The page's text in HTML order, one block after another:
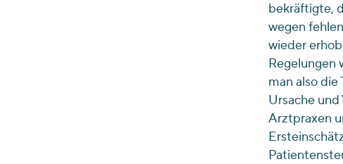
bekräftigte,
wegen
wieder
Regelungen
man also
Ursache
Arztpraxen